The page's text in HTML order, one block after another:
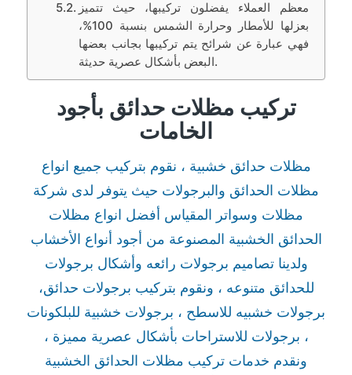
معظم العملاء يفضلون تركيبها، حيث تتميز
بعزلها للأمطار وحرارة الشمس بنسبة 100%،
فهي عبارة عن شرائح يتم تركيبها بجانب بعضها
البعض بأشكال عصرية حديثة.
تركيب مظلات حدائق بأجود
الخامات
مظلات حدائق خشبية ، نقوم بتركيب جميع انواع
مظلات الحدائق والبرجولات حيث يتوفر لدى شركة
مظلات وسواتر المقياس أفضل انواع مظلات
الحدائق الخشبية المصنوعة من أجود أنواع الأخشاب
ولدينا تصاميم برجولات رائعه وأشكال برجولات
للحدائق متنوعه ، ونقوم بتركيب برجولات حدائق،
برجولات خشبيه للاسطح ، برجولات خشبية للبلكونات
، برجولات للاستراحات بأشكال عصرية مميزة ،
ونقدم خدمات تركيب مظلات الحدائق الخشبية